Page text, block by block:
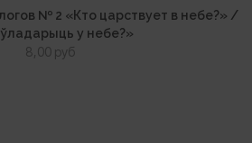
№ 2 «Кто царствует в небе?» /
у небе?»
8,00 руб